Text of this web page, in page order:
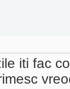
iti fac